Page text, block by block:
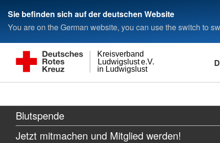
Sie befinden sich auf der deutschen Website
You are on the German website, you can use the switch to
in Ludwigslust
Ludwigslust e.V.
Kreisverband
Blutspende
Jetzt mitmachen und Mitglied werden!